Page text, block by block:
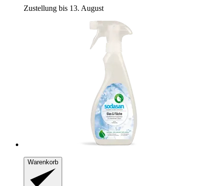
Zustellung bis 13. August
Warenkorb